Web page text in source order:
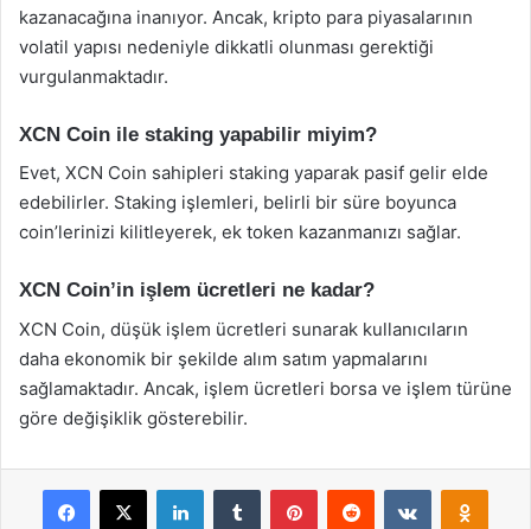
kazanacağına inanıyor. Ancak, kripto para piyasalarının
volatil yapısı nedeniyle dikkatli olunması gerektiği
vurgulanmaktadır.
XCN Coin ile staking yapabilir miyim?
Evet, XCN Coin sahipleri staking yaparak pasif gelir elde
edebilirler. Staking işlemleri, belirli bir süre boyunca
coin’lerinizi kilitleyerek, ek token kazanmanızı sağlar.
XCN Coin’in işlem ücretleri ne kadar?
XCN Coin, düşük işlem ücretleri sunarak kullanıcıların
daha ekonomik bir şekilde alım satım yapmalarını
sağlamaktadır. Ancak, işlem ücretleri borsa ve işlem türüne
göre değişiklik gösterebilir.
Facebook
X LinkedInTumblr PinterestReddit VKontakte